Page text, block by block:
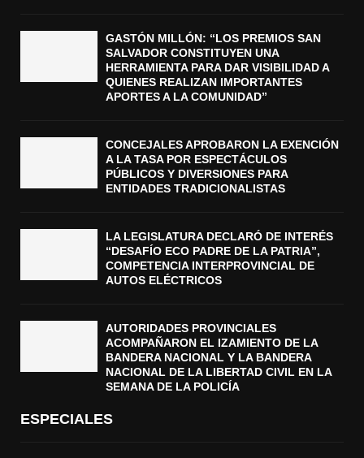
GASTÓN MILLÓN: “LOS PREMIOS SAN
SALVADOR CONSTITUYEN UNA
HERRAMIENTA PARA DAR VISIBILIDAD A
QUIENES REALIZAN IMPORTANTES
APORTES A LA COMUNIDAD”
CONCEJALES APROBARON LA EXENCIÓN
A LA TASA POR ESPECTÁCULOS
PÚBLICOS Y DIVERSIONES PARA
ENTIDADES TRADICIONALISTAS
LA LEGISLATURA DECLARÓ DE INTERÉS
“DESAFÍO ECO PADRE DE LA PATRIA”,
COMPETENCIA INTERPROVINCIAL DE
AUTOS ELÉCTRICOS
AUTORIDADES PROVINCIALES
ACOMPAÑARON EL IZAMIENTO DE LA
BANDERA NACIONAL Y LA BANDERA
NACIONAL DE LA LIBERTAD CIVIL EN LA
SEMANA DE LA POLICÍA
ESPECIALES